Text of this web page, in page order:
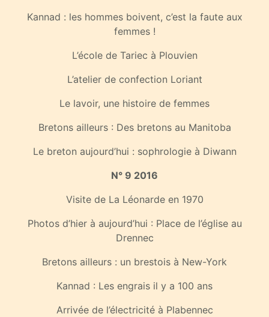
Kannad : les hommes boivent, c’est la faute aux
femmes !
L’école de Tariec à Plouvien
L’atelier de confection Loriant
Le lavoir, une histoire de femmes
Bretons ailleurs : Des bretons au Manitoba
Le breton aujourd’hui : sophrologie à Diwann
N° 9 2016
Visite de La Léonarde en 1970
Photos d’hier à aujourd’hui : Place de l’église au
Drennec
Bretons ailleurs : un brestois à New-York
Kannad : Les engrais il y a 100 ans
Arrivée de l’électricité à Plabennec